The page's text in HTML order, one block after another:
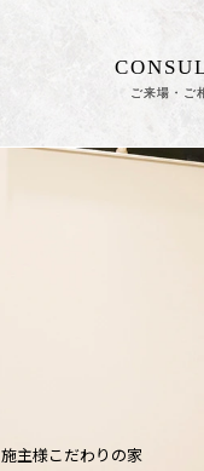
ご来場・ご
施主様こだわりの家